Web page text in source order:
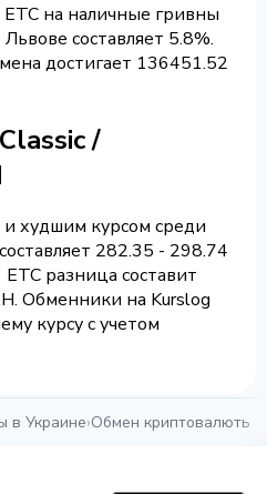
на наличные гривны
составляет 5.8%.
достигает 136451.52
/
худшим курсом среди
282.35 - 298.74
разница составит
Обменники на Kurslog
курсу с учетом
в Украине›Обмен криптовалюты